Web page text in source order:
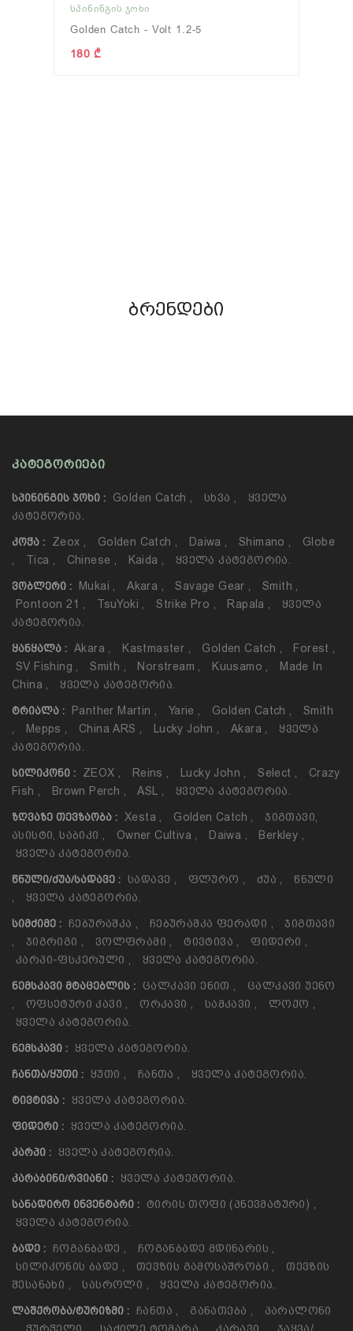
ᲡᲞᲘᲜᲘᲜᲒᲘᲡ ᲯᲝᲮᲘ
Golden Catch - Volt 1.2-5
180 ₾
ბრენდები
ᲙᲐᲢᲔᲒᲝᲠᲘᲔᲑᲘ
ᲡᲞᲘᲜᲘᲜᲒᲘᲡ ᲯᲝᲮᲘ : Golden Catch , Სხვა ,
Ყველა
Კატეგორია.
ᲙᲝᲭᲐ : Zeox , Golden Catch , Daiwa , Shimano ,
Globe
,
Tica , Chinese , Kaida , Ყველა Კატეგორია.
ᲕᲝᲑᲚᲔᲠᲘ : Mukai , Akara , Savage Gear , Smith ,
Pontoon 21 , TsuYoki , Strike Pro , Rapala ,
Ყველა
Კატეგორია.
ᲧᲐᲜᲧᲐᲚᲐ : Akara , Kastmaster , Golden Catch , Forest ,
SV Fishing , Smith , Norstream , Kuusamo ,
Made In
China , Ყველა Კატეგორია.
ᲢᲠᲘᲐᲚᲐ : Panther Martin , Yarie , Golden Catch ,
Smith
,
Mepps , China ARS , Lucky John , Akara ,
Ყველა
Კატეგორია.
ᲡᲘᲚᲘᲙᲝᲜᲘ : ZEOX , Reins , Lucky John , Select ,
Crazy
Fish , Brown Perch , ASL , Ყველა Კატეგორია.
ᲖᲦᲕᲐᲖᲔ ᲗᲔᲕᲖᲐᲝᲑᲐ : Xesta , Golden Catch ,
Ჯიგთავი,
Ასისტი, Საბიკი , Owner Cultiva , Daiwa , Berkley ,
Ყველა Კატეგორია.
ᲬᲜᲣᲚᲘ/ᲫᲣᲐ/ᲡᲐᲓᲐᲕᲔ : Სადავე , Ფლურო , Ძუა ,
Წნული
,
Ყველა Კატეგორია.
ᲡᲘᲛᲫᲘᲛᲔ : Ჩებურაშკა , Ჩებურაშკა Ფერადი ,
Ჯიგთავი
,
Ჯიგრიგი , Ვოლფრამი , Ტივტივა , Ფიდერი ,
Კარპი-Ფსკერული , Ყველა Კატეგორია.
ᲜᲔᲛᲡᲙᲐᲕᲘ ᲛᲢᲐᲪᲔᲑᲚᲘᲡ : Ცალკავი Ენით ,
Ცალკავი Უენო
,
Ოფსეტური Კავი , Ორკავი , Სამკავი , Ლოქო ,
Ყველა Კატეგორია.
ᲜᲔᲛᲡᲙᲐᲕᲘ : Ყველა Კატეგორია.
ᲩᲐᲜᲗᲐ/ᲧᲣᲗᲘ : Ყუთი , Ჩანთა , Ყველა Კატეგორია.
ᲢᲘᲕᲢᲘᲕᲐ : Ყველა Კატეგორია.
ᲤᲘᲓᲔᲠᲘ : Ყველა Კატეგორია.
ᲙᲐᲠᲞᲘ : Ყველა Კატეგორია.
ᲙᲐᲠᲐᲑᲘᲜᲘ/ᲠᲕᲘᲐᲜᲘ : Ყველა Კატეგორია.
ᲡᲐᲜᲐᲓᲘᲠᲝ ᲘᲜᲕᲔᲜᲢᲐᲠᲘ : Ტირის Თოფი (პნევმატური) ,
Ყველა Კატეგორია.
ᲑᲐᲓᲔ : Ჩოგანბადე , Ჩოგანბადე Მდინარის ,
Სილიკონის Ბადე , Თევზის Გამოსაშრობი ,
Თევზის
Შესანახი , Სასროლი , Ყველა Კატეგორია.
ᲚᲐᲨᲥᲠᲝᲑᲐ/ᲢᲣᲠᲘᲖᲛᲘ : Ჩანთა , Განათება ,
Პარალონი